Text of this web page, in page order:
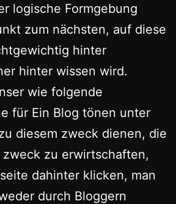
logische Formgebung
zum nächsten, auf diese
hinter
hinter wissen wird.
wie folgende
für Ein Blog tönen unter
diesem zweck dienen, die
zu erwirtschaften,
dahinter klicken, man
durch Bloggern